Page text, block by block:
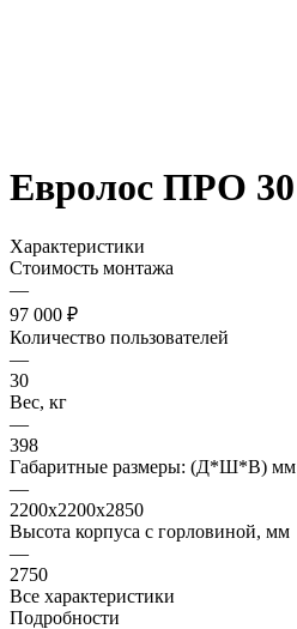
Евролос ПРО 30
Характеристики
Стоимость монтажа
—
97 000 ₽
Количество пользователей
—
30
Вес, кг
—
398
Габаритные размеры: (Д*Ш*В) мм
—
2200х2200х2850
Высота корпуса с горловиной, мм
—
2750
Все характеристики
Подробности